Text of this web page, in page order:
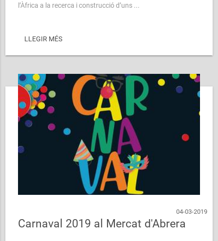
l’Àfrica a la recerca i construcció d’uns ...
LLEGIR MÉS
04-03-2019
Carnaval 2019 al Mercat d'Abrera